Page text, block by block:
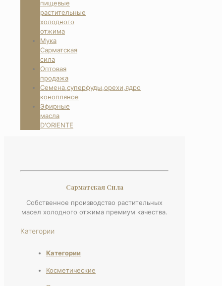
пищевые
растительные
холодного
отжима
Мука
Сарматская
сила
Оптовая
продажа
Семена,суперфуды,орехи,ядро
конопляное
Эфирные
масла
D'ORIENTE
Сарматская Сила
Собственное производство растительных
масел холодного отжима премиум качества.
Категории
Категории
Косметические